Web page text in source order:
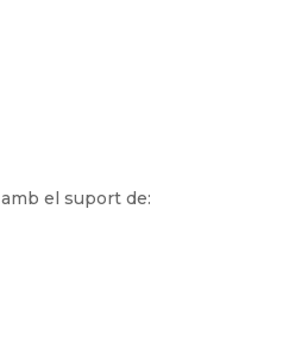
el suport de: